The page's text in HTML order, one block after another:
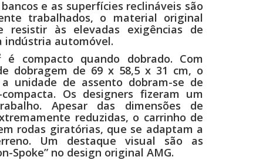
e as superfícies reclináveis são
trabalhados, o material original
resistir às elevadas exigências de
indústria automóvel.
é compacto quando dobrado. Com
dobragem de 69 x 58,5 x 31 cm, o
a unidade de assento dobram-se de
Os designers fizeram um
Apesar das dimensões de
reduzidas, o carrinho de
rodas giratórias, que se adaptam a
Um destaque visual são as
Spoke” no design original AMG.